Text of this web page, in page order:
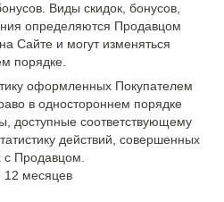
Виды скидок, бонусов,
определяются Продавцом
Сайте и могут изменяться
порядке.
оформленных Покупателем
в одностороннем порядке
доступные соответствующему
действий, совершенных
Продавцом.
12 месяцев